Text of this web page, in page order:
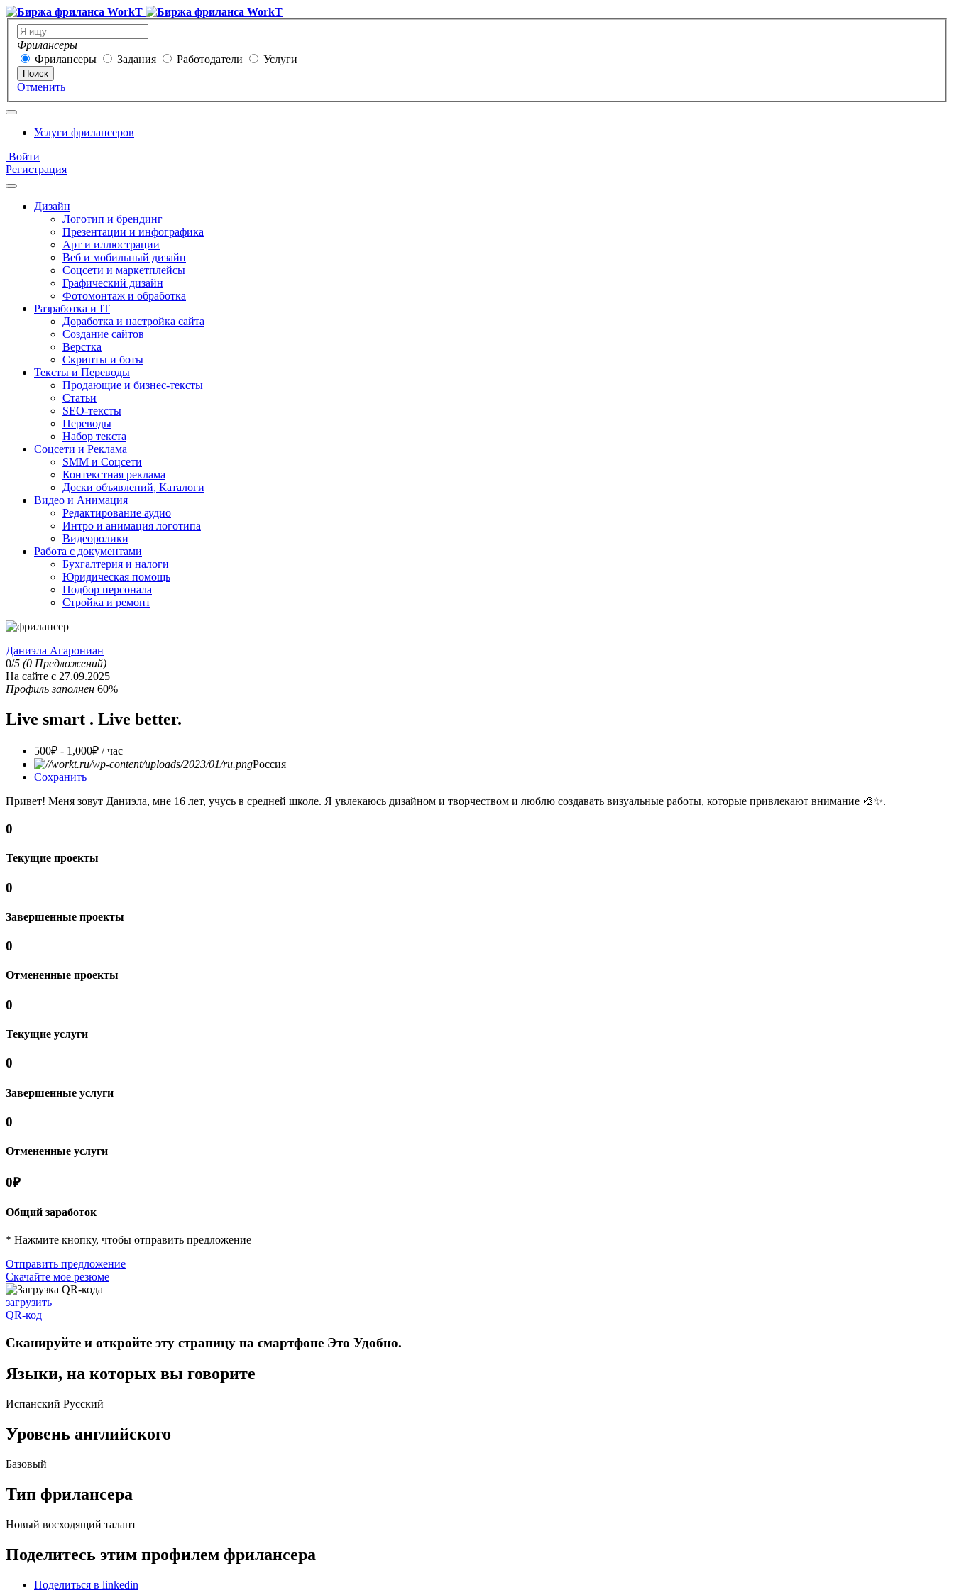
Фрилансеры
Фрилансеры
Задания Работодатели Услуги
Поиск
Отменить
Услуги фрилансеров
Войти
Регистрация
Дизайн
Логотип и брендинг
Презентации и инфографика
Арт и иллюстрации
Веб и мобильный дизайн
Соцсети и маркетплейсы
Графический дизайн
Фотомонтаж и обработка
Разработка и IT
Доработка и настройка сайта
Создание сайтов
Верстка
Скрипты и боты
Тексты и Переводы
Продающие и бизнес-тексты
Статьи
SEO-тексты
Переводы
Набор текста
Соцсети и Реклама
SMM и Соцсети
Контекстная реклама
Доски объявлений, Каталоги
Видео и Анимация
Редактирование аудио
Интро и анимация логотипа
Видеоролики
Работа с документами
Бухгалтерия и налоги
Юридическая помощь
Подбор персонала
Стройка и ремонт
Даниэла Агарониан
0/5 (0 Предложений)
На сайте с 27.09.2025
Профиль заполнен 60%
Live smart . Live better.
500₽ - 1,000₽ / час
Россия
Сохранить
Привет! Меня зовут Даниэла, мне 16 лет, учусь в средней школе. Я увлекаюсь дизайном и творчеством и люблю создавать визуальные работы, которые привлекают внимание 🎨✨.
0
Текущие проекты
0
Завершенные проекты
0
Отмененные проекты
0
Текущие услуги
0
Завершенные услуги
0
Отмененные услуги
0₽
Общий заработок
* Нажмите кнопку, чтобы отправить предложение
Отправить предложение
Скачайте мое резюме
загрузить
QR-код
Сканируйте и откройте эту страницу на смартфоне Это Удобно.
Языки, на которых вы говорите
Испанский Русский
Уровень английского
Базовый
Тип фрилансера
Новый восходящий талант
Поделитесь этим профилем фрилансера
Поделиться в linkedin